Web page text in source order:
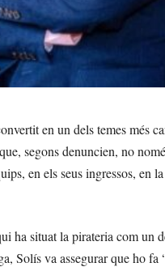
en un dels temes més
segons denuncien, no
en els seus ingressos, en
ha situat la pirateria com un
Solís va assegurar que ho fa